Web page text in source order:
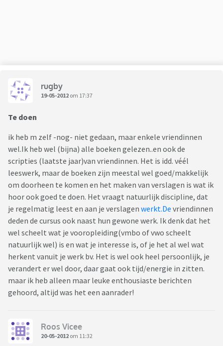
rugby
19-05-2012 om 17:37
Te doen
ik heb m zelf -nog- niet gedaan, maar enkele vriendinnen
wel.Ik heb wel (bijna) alle boeken gelezen..en ook de
scripties (laatste jaar)van vriendinnen. Het is idd. véél
leeswerk, maar de boeken zijn meestal wel goed/makkelijk
om doorheen te komen en het maken van verslagen is wat ik
hoor ook goed te doen. Het vraagt natuurlijk discipline, dat
je regelmatig leest en aan je verslagen werkt.De vriendinnen
deden de cursus ook naast hun gewone werk. Ik denk dat het
wel scheelt wat je vooropleiding(vmbo of vwo scheelt
natuurlijk wel) is en wat je interesse is, of je het al wel wat
herkent vanuit je werk bv. Het is wel ook heel persoonlijk, je
verandert er wel door, daar gaat ook tijd/energie in zitten.
maar ik heb alleen maar leuke enthousiaste berichten
gehoord, altijd was het een aanrader!
Roos Vicee
20-05-2012 om 11:32